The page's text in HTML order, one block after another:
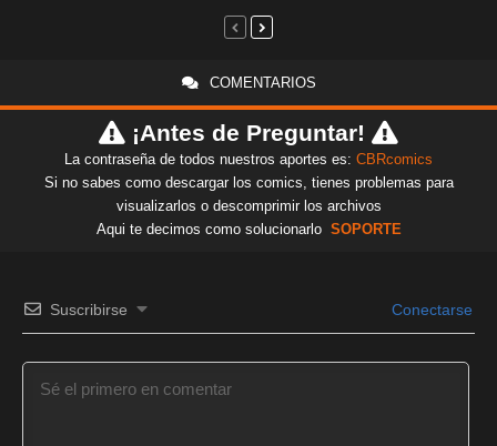
COMENTARIOS
¡Antes de Preguntar!
La contraseña de todos nuestros aportes es: CBRcomics
Si no sabes como descargar los comics, tienes problemas para
visualizarlos o descomprimir los archivos
Aqui te decimos como solucionarlo SOPORTE
Suscribirse Conectarse